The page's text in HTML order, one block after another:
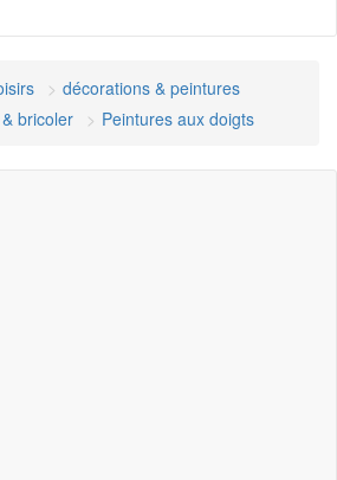
décorations & peintures
bricoler
Peintures aux doigts